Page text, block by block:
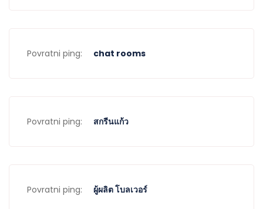
Povratni ping: chat rooms
Povratni ping: สกรีนแก้ว
Povratni ping: ผู้ผลิต โบลเวอร์